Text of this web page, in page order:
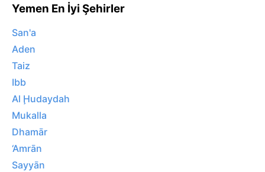
Yemen En İyi Şehirler
San'a
Aden
Taiz
Ibb
Al Ḩudaydah
Mukalla
Dhamār
‘Amrān
Sayyān